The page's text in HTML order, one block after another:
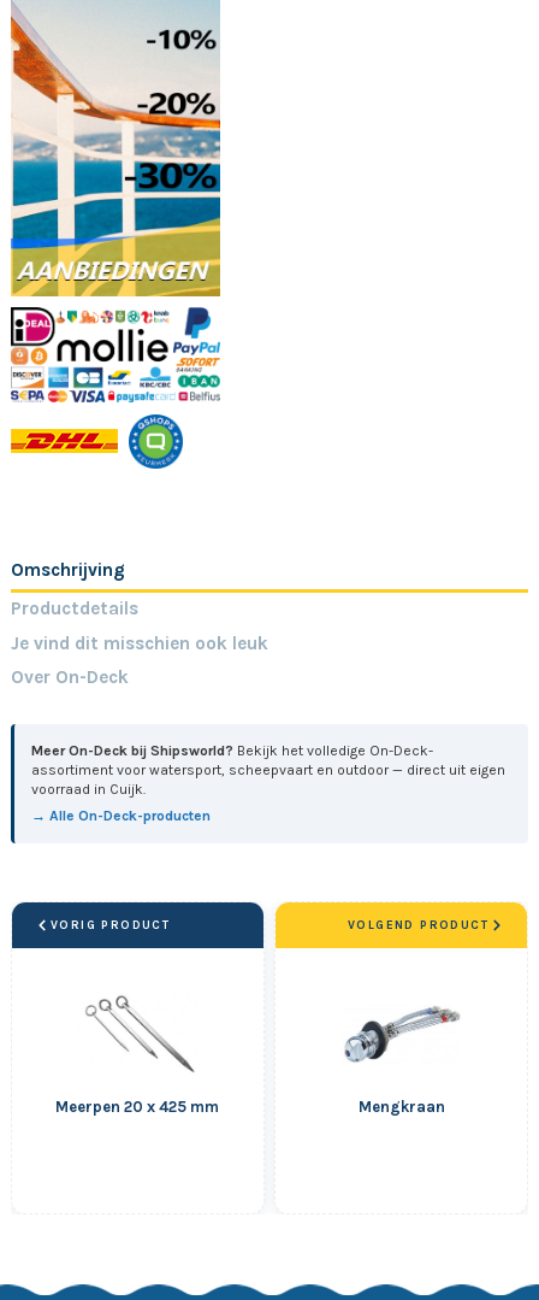
Omschrijving
Productdetails
Je vind dit misschien ook leuk
Over On-Deck
Meer On-Deck bij Shipsworld? Bekijk het volledige On-Deck-
assortiment voor watersport, scheepvaart en outdoor — direct uit eigen
voorraad in Cuijk.
→ Alle On-Deck-producten
VORIG PRODUCT
Meerpen 20 x 425 mm Mengkraan
VOLGEND PRODUCT